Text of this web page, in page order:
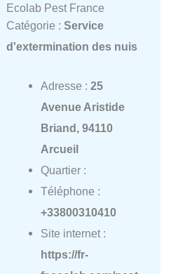
Ecolab Pest France
Catégorie : Service
d'extermination des nuis
Adresse : 25
Avenue Aristide
Briand, 94110
Arcueil
Quartier :
Téléphone :
+33800310410
Site internet :
https://fr-